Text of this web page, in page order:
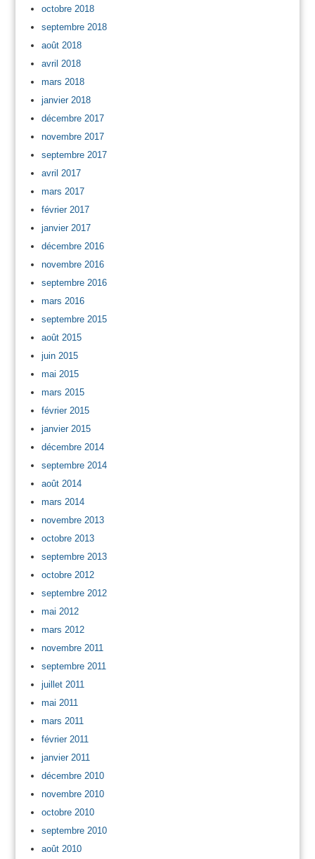
octobre 2018
septembre 2018
août 2018
avril 2018
mars 2018
janvier 2018
décembre 2017
novembre 2017
septembre 2017
avril 2017
mars 2017
février 2017
janvier 2017
décembre 2016
novembre 2016
septembre 2016
mars 2016
septembre 2015
août 2015
juin 2015
mai 2015
mars 2015
février 2015
janvier 2015
décembre 2014
septembre 2014
août 2014
mars 2014
novembre 2013
octobre 2013
septembre 2013
octobre 2012
septembre 2012
mai 2012
mars 2012
novembre 2011
septembre 2011
juillet 2011
mai 2011
mars 2011
février 2011
janvier 2011
décembre 2010
novembre 2010
octobre 2010
septembre 2010
août 2010